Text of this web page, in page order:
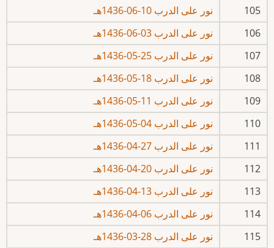
105
نور على الدرب 10-06-1436هـ
106
نور على الدرب 03-06-1436هـ
107
نور على الدرب 25-05-1436هـ
108
نور على الدرب 18-05-1436هـ
109
نور على الدرب 11-05-1436هـ
110
نور على الدرب 04-05-1436هـ
111
نور على الدرب 27-04-1436هـ
112
نور على الدرب 20-04-1436هـ
113
نور على الدرب 13-04-1436هـ
114
نور على الدرب 06-04-1436هـ
115
نور على الدرب 28-03-1436هـ